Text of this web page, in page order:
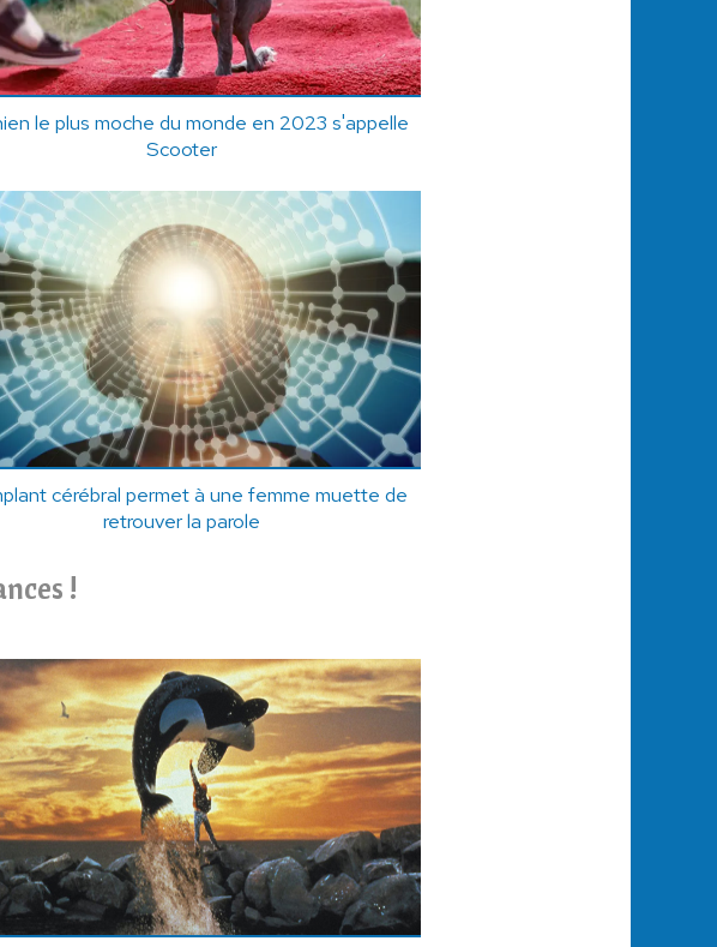
le plus moche du monde en 2023 s'appelle
Scooter
cérébral permet à une femme muette de
retrouver la parole
!